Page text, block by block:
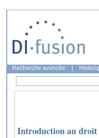
Recherche avancée
Introduction au droit